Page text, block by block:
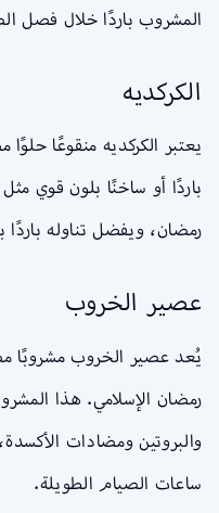
المشروب باردًا خلال فصل
الكركديه
يعتبر الكركديه منقوعًا
باردًا أو ساخنًا بلون قوي
رمضان، ويفضل تناوله
عصير الخروب
يُعد عصير الخروب مشروبًا
رمضان الإسلامي. هذا
والبروتين ومضادات
ساعات الصيام الطويلة.